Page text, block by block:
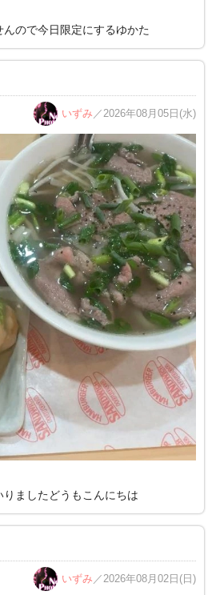
ので今日限定にするゆかた
いずみ ／2026年08月05日(水)
ましたどうもこんにちは
いずみ ／2026年08月02日(日)